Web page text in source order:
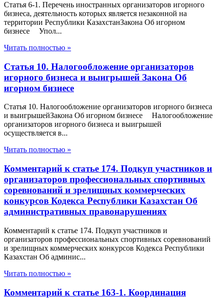
Статья 6-1. Перечень иностранных организаторов игорного
бизнеса, деятельность которых является незаконной на
территории Республики КазахстанЗакона Об игорном
бизнесе Упол...
Читать полностью »
Статья 10. Налогообложение организаторов
игорного бизнеса и выигрышей Закона Об
игорном бизнесе
Статья 10. Налогообложение организаторов игорного бизнеса
и выигрышейЗакона Об игорном бизнесе Налогообложение
организаторов игорного бизнеса и выигрышей
осуществляется в...
Читать полностью »
Комментарий к статье 174. Подкуп участников и
организаторов профессиональных спортивных
соревнований и зрелищных коммерческих
конкурсов Кодекса Республики Казахстан Об
административных правонарушениях
Комментарий к статье 174. Подкуп участников и
организаторов профессиональных спортивных соревнований
и зрелищных коммерческих конкурсов Кодекса Республики
Казахстан Об админис...
Читать полностью »
Комментарий к статье 163-1. Координация